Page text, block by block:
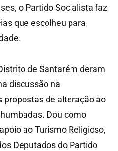
o Partido Socialista faz
que escolheu para
de Santarém deram
discussão na
propostas de alteração ao
Dou como
ao Turismo Religioso,
Deputados do Partido